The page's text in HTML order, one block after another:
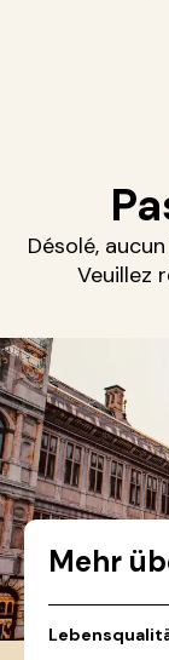
Désolé,
Veuillez
Mehr